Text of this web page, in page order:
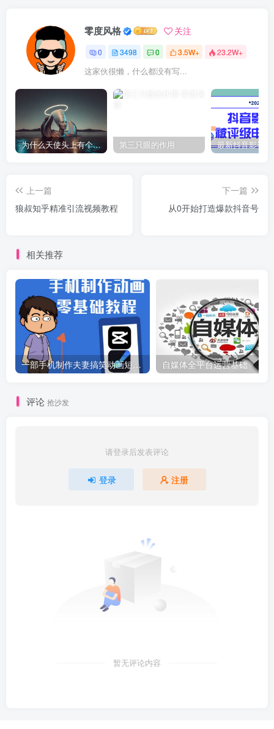
零度风格 关注
0 3498 0 3.5W+ 23.2W+
这家伙很懒，什么都没有写...
为什么天使头上有个圈？ 第三只眼的作用
上一篇
狼叔知乎精准引流视频教程
下一篇
从0开始打造爆款抖音号
相关推荐
一部手机制作夫妻搞笑动画短视频教程，零基础也能快速上手 自媒体全平台运营基础
评论 抢沙发
请登录后发表评论
登录 注册
暂无评论内容